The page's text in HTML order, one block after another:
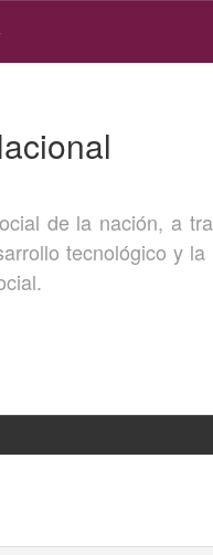
de la nación, a
tecnológico y